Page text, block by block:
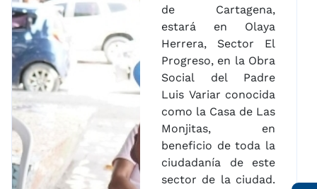
de Cartagena,
estará en Olaya
Herrera, Sector El
Progreso, en la Obra
Social del Padre
Luis Variar conocida
como la Casa de Las
Monjitas, en
beneficio de toda la
ciudadanía de este
sector de la ciudad.